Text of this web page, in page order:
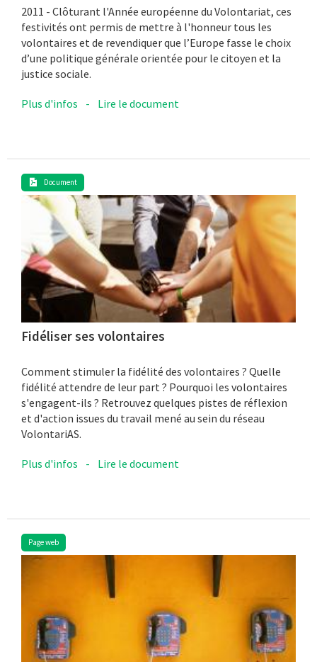
2011 - Clôturant l'Année européenne du Volontariat, ces
festivités ont permis de mettre à l'honneur tous les
volontaires et de revendiquer que l’Europe fasse le choix
d’une politique générale orientée pour le citoyen et la
justice sociale.
Plus d'infos - Lire le document
Document
Fidéliser ses volontaires
Comment stimuler la fidélité des volontaires ? Quelle
fidélité attendre de leur part ? Pourquoi les volontaires
s'engagent-ils ? Retrouvez quelques pistes de réflexion
et d'action issues du travail mené au sein du réseau
VolontariAS.
Plus d'infos - Lire le document
Page web